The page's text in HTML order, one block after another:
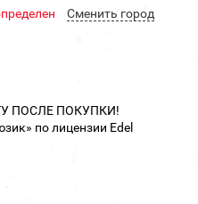
Cменить город
ПОСЛЕ ПОКУПКИ!
по лицензии Edel